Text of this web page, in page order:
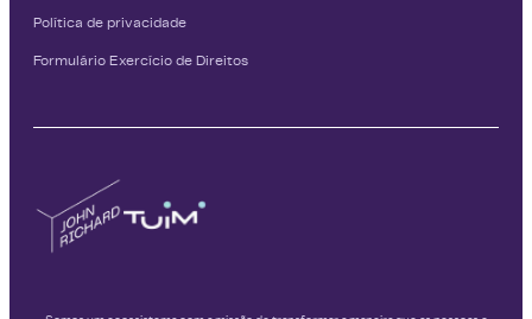
Política de privacidade
Formulário Exercício de Direitos